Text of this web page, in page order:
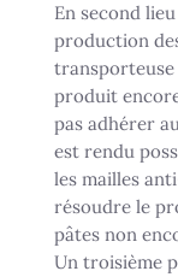
En second
production
produit
pas adhérer
est rendu
les mailles
résoudre le
pâtes non
Un troisième